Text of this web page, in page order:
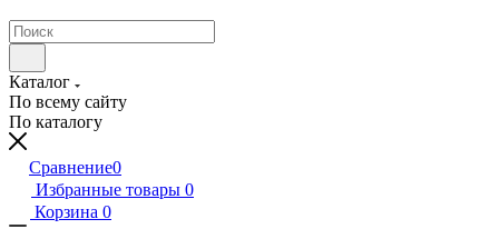
Каталог
По всему сайту
По каталогу
Сравнение0
Избранные товары 0
Корзина 0